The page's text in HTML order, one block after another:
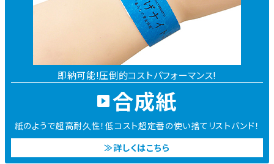
即納可能!圧倒的コストパフォーマンス!
合成紙
紙のようで超高耐久性！低コスト超定番の使い捨てリストバンド！
≫詳しくはこちら